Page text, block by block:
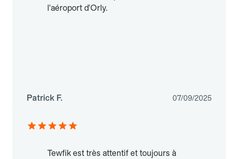
l'aéroport d'Orly.
Patrick F. 07/09/2025
Tewfik est très attentif et toujours à